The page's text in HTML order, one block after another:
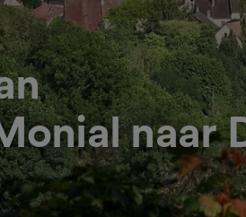
naar